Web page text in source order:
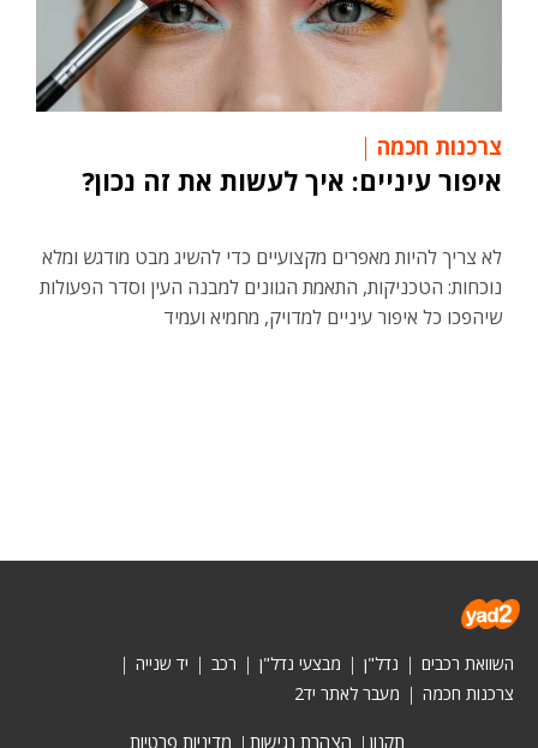
צרכנות חכמה
איפור עיניים: איך לעשות את זה נכון?
לא צריך להיות מאפרים מקצועיים כדי להשיג מבט מודגש ומלא
נוכחות: הטכניקות, התאמת הגוונים למבנה העין וסדר הפעולות
שיהפכו כל איפור עיניים למדויק, מחמיא ועמיד
השוואת רכבים נדל"ן מבצעי נדל"ן רכב
יד שנייה
צרכנות חכמה
מעבר לאתר יד2
תקנון הצהרת נגישות מדיניות פרטיות